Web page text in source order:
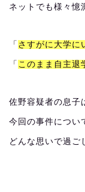
ネットでも様々憶
「 さすがに大学に
「 このまま自主退
佐野容疑者の息子
今回の事件につい
どんな思いで過ご